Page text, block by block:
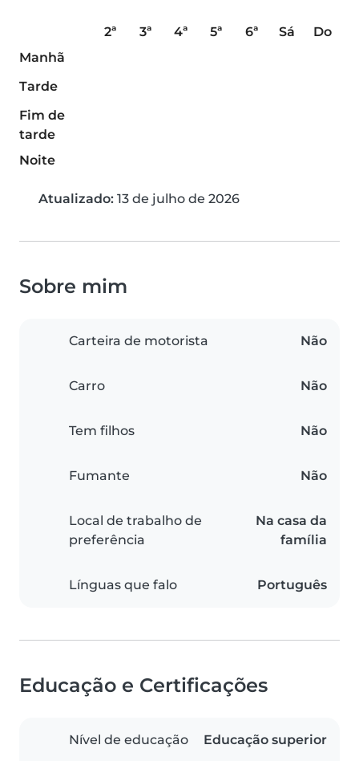
2ª 3ª 4ª 5ª 6ª Sá
Do
Manhã
Tarde
Fim de
tarde
Noite
Atualizado: 13 de julho de 2026
Sobre mim
Carteira de motorista Não
Carro Não
Tem filhos Não
Fumante Não
Local de trabalho de
preferência
Na casa da
família
Línguas que falo Português
Educação e Certificações
Nível de educação Educação superior